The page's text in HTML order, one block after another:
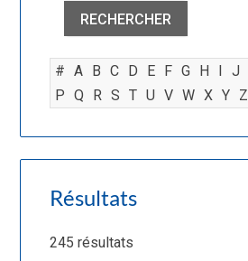
RECHERCHER
# A B C D E F G H I J
P
Q R S T U V W X Y Z
Résultats
245 résultats